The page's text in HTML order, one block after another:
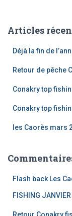
rArticles
Déjà la fin de
Retour de pêche
Conakry top
Conakry top
les Caorès mars
Flash back Les
FISHING
Retour Conakry